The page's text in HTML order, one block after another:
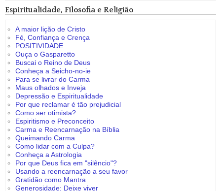
Espiritualidade, Filosofia e Religião
A maior lição de Cristo
Fé, Confiança e Crença
POSITIVIDADE
Ouça o Gasparetto
Buscai o Reino de Deus
Conheça a Seicho-no-ie
Para se livrar do Carma
Maus olhados e Inveja
Depressão e Espiritualidade
Por que reclamar é tão prejudicial
Como ser otimista?
Espiritismo e Preconceito
Carma e Reencarnação na Bíblia
Queimando Carma
Como lidar com a Culpa?
Conheça a Astrologia
Por que Deus fica em "silêncio"?
Usando a reencarnação a seu favor
Gratidão como Mantra
Generosidade: Deixe viver